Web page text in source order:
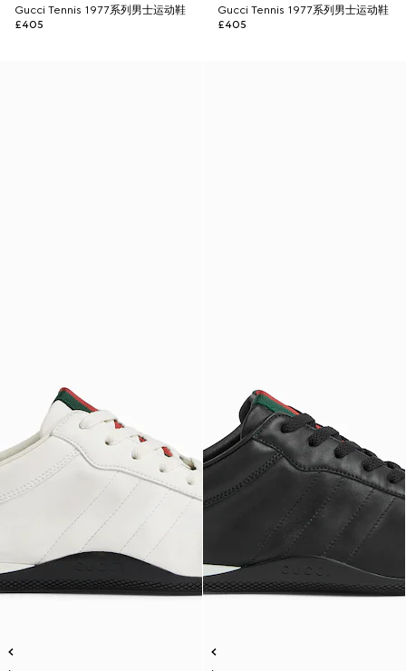
Gucci Tennis 1977系列男士运动鞋
£405
Gucci Tennis 1977系列男士运动鞋
£405